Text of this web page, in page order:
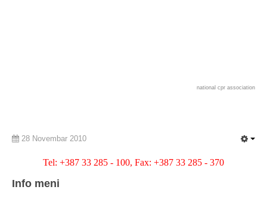
national cpr association
28 Novembar 2010
Tel: +387 33 285 - 100, Fax: +387 33 285 - 370
Info meni